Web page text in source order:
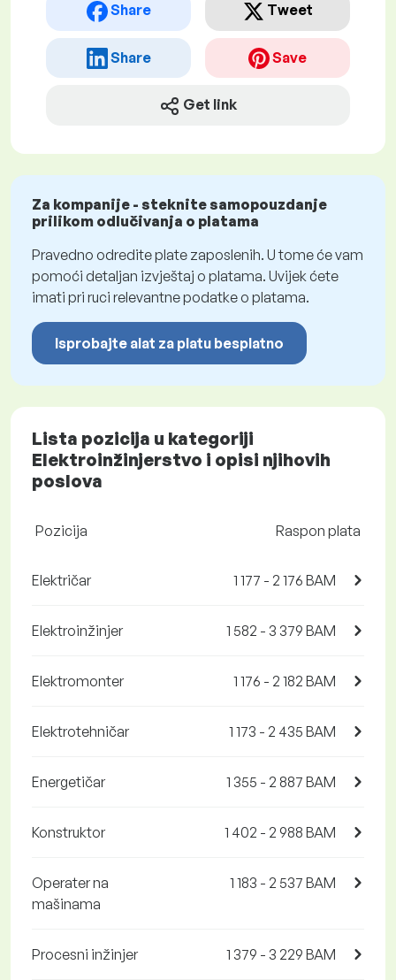
Share Tweet
Share Save
Get link
Za kompanije - steknite samopouzdanje
prilikom odlučivanja o platama
Pravedno odredite plate zaposlenih. U tome će vam
pomoći detaljan izvještaj o platama. Uvijek ćete
imati pri ruci relevantne podatke o platama.
Isprobajte alat za platu besplatno
Lista pozicija u kategoriji
Elektroinžinjerstvo i opisi njihovih
poslova
Pozicija Raspon plata
Električar 1 177 - 2 176 BAM
Elektroinžinjer 1 582 - 3 379 BAM
Elektromonter 1 176 - 2 182 BAM
Elektrotehničar 1 173 - 2 435 BAM
Energetičar 1 355 - 2 887 BAM
Konstruktor 1 402 - 2 988 BAM
Operater na
mašinama
1 183 - 2 537 BAM
Procesni inžinjer 1 379 - 3 229 BAM